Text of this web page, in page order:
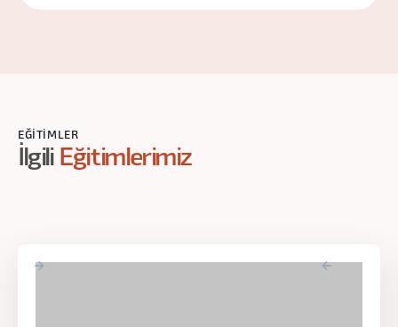
EĞITIMLER
İlgili Eğitimlerimiz